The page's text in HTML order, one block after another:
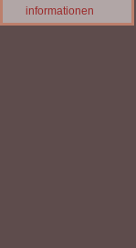
informationen